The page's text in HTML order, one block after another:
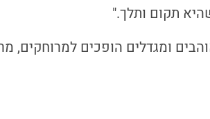
תקום ותלך."
ומגדלים הופכים למרוחקים,